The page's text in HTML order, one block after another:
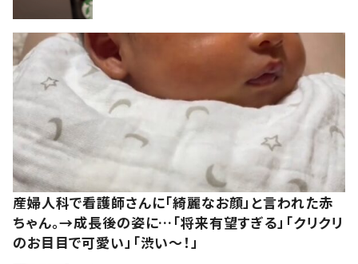
産婦人科で看護師さんに「綺麗なお顔」と言われた赤
ちゃん。→成長後の姿に…「将来有望すぎる」「クリクリ
のお目目で可愛い」「渋い～！」